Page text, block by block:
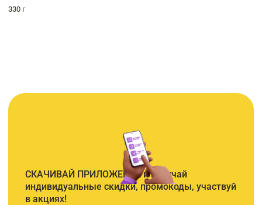
330 г
СКАЧИВАЙ ПРИЛОЖЕНИЕ и получай
индивидуальные скидки, промокоды, участвуй
в акциях!